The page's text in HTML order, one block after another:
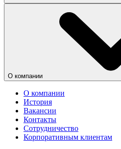
О компании
О компании
История
Вакансии
Контакты
Сотрудничество
Корпоративным клиентам